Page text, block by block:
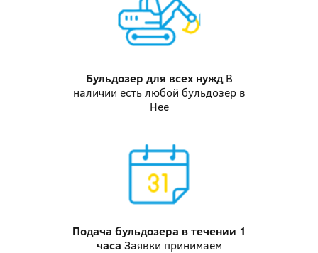
Бульдозер для всех нужд В
наличии есть любой бульдозер в
Нее
Подача бульдозера в течении 1
часа Заявки принимаем